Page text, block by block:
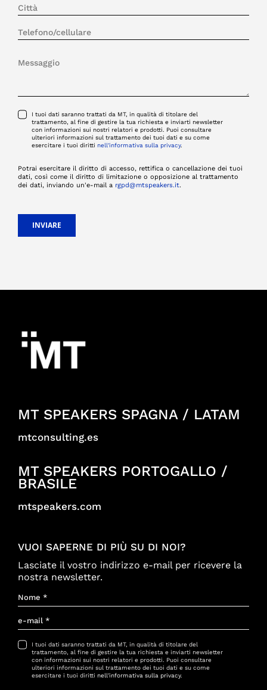
I tuoi dati saranno trattati da MT, in qualità di titolare del
trattamento, al fine di gestire la tua richiesta e inviarti newsletter
con informazioni sui nostri relatori e prodotti. Puoi consultare
ulteriori informazioni sul trattamento dei tuoi dati e su come
esercitare i tuoi diritti nell'informativa sulla privacy.
Potrai esercitare il diritto di accesso, rettifica o cancellazione dei tuoi
dati, così come il diritto di limitazione o opposizione al trattamento
dei dati, inviando un'e-mail a rgpd@mtspeakers.it.
INVIARE
MT SPEAKERS SPAGNA / LATAM
mtconsulting.es
MT SPEAKERS PORTOGALLO /
BRASILE
mtspeakers.com
VUOI SAPERNE DI PIÙ SU DI NOI?
Lasciate il vostro indirizzo e-mail per ricevere la
nostra newsletter.
I tuoi dati saranno trattati da MT, in qualità di titolare del
trattamento, al fine di gestire la tua richiesta e inviarti newsletter
con informazioni sui nostri relatori e prodotti. Puoi consultare
ulteriori informazioni sul trattamento dei tuoi dati e su come
esercitare i tuoi diritti nell'informativa sulla privacy.